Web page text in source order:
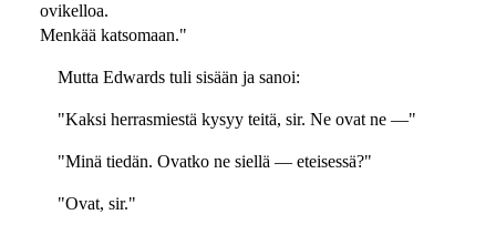
ovikelloa.
Menkää katsomaan."
Mutta Edwards tuli sisään ja sanoi:
"Kaksi herrasmiestä kysyy teitä, sir. Ne ovat ne —"
"Minä tiedän. Ovatko ne siellä — eteisessä?"
"Ovat, sir."